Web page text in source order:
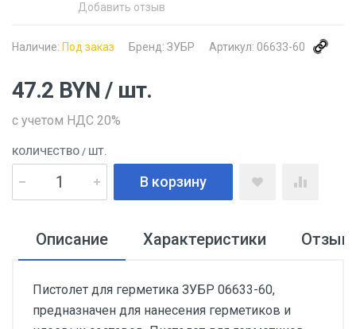
Добавить отзыв
Наличие: Под заказ Бренд: ЗУБР Артикул: 06633-60
47.2 BYN / шт.
с учетом НДС 20%
КОЛИЧЕСТВО / ШТ.
В корзину
Описание Характеристики
Пистолет для герметика ЗУБР 06633-60,
предназначен для нанесения герметиков и